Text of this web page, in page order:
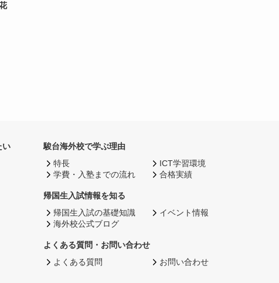
い
駿台海外校で学ぶ理由
特長
学費・入塾までの流れ
ICT学習環境
合格実績
帰国生入試情報を知る
帰国生入試の基礎知識
海外校公式ブログ
イベント情報
よくある質問・お問い合わせ
よくある質問
お問い合わせ